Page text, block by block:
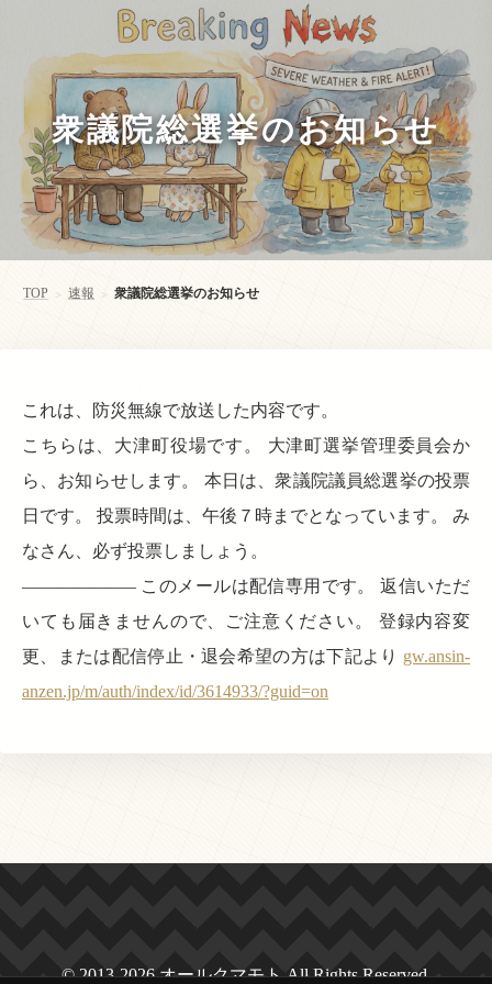
衆議院総選挙のお知らせ
TOP > 速報 > 衆議院総選挙のお知らせ
これは、防災無線で放送した内容です。
こちらは、大津町役場です。 大津町選挙管理委員会か
ら、お知らせします。 本日は、衆議院議員総選挙の投票
日です。 投票時間は、午後７時までとなっています。 み
なさん、必ず投票しましょう。
——————– このメールは配信専用です。 返信いただ
いても届きませんので、ご注意ください。 登録内容変
更、または配信停止・退会希望の方は下記より gw.ansin-
anzen.jp/m/auth/index/id/3614933/?guid=on
© 2013-2026 オールクマモト All Rights Reserved.